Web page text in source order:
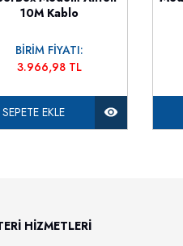
10M Kablo
BİRİM FİYATI:
3.966,98 TL
SEPETE EKLE
HİZMETLERİ